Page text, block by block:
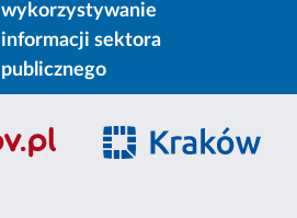
wykorzystywanie
informacji sektora
publicznego